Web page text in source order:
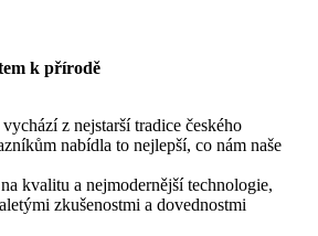
k přírodě
z nejstarší tradice českého
nabídla to nejlepší, co nám naše
kvalitu a nejmodernější technologie,
zkušenostmi a dovednostmi